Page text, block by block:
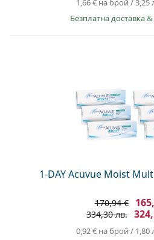
Безплатна доставка&
1-DAY Acuvue Moist
170,94 €
334,30 лв.
0,92 € на брой/ 1,80